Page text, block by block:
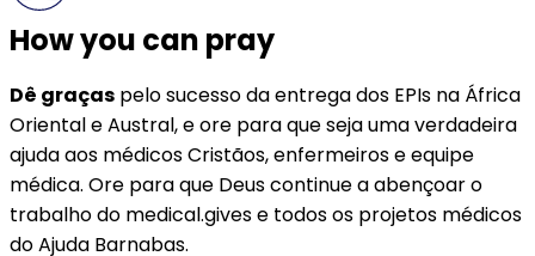
How you can pray
Dê graças pelo sucesso da entrega dos EPIs na África
Oriental e Austral, e ore para que seja uma verdadeira
ajuda aos médicos Cristãos, enfermeiros e equipe
médica. Ore para que Deus continue a abençoar o
trabalho do medical.gives e todos os projetos médicos
do Ajuda Barnabas.